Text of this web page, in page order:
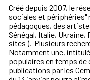
Créé depuis 2007, le
sociales et périphéries"
pédagogues, des
Sénégal, Italie, Ukraine,
sites ). Plusieurs
Notamment une,
populaires en temps de
publications par les